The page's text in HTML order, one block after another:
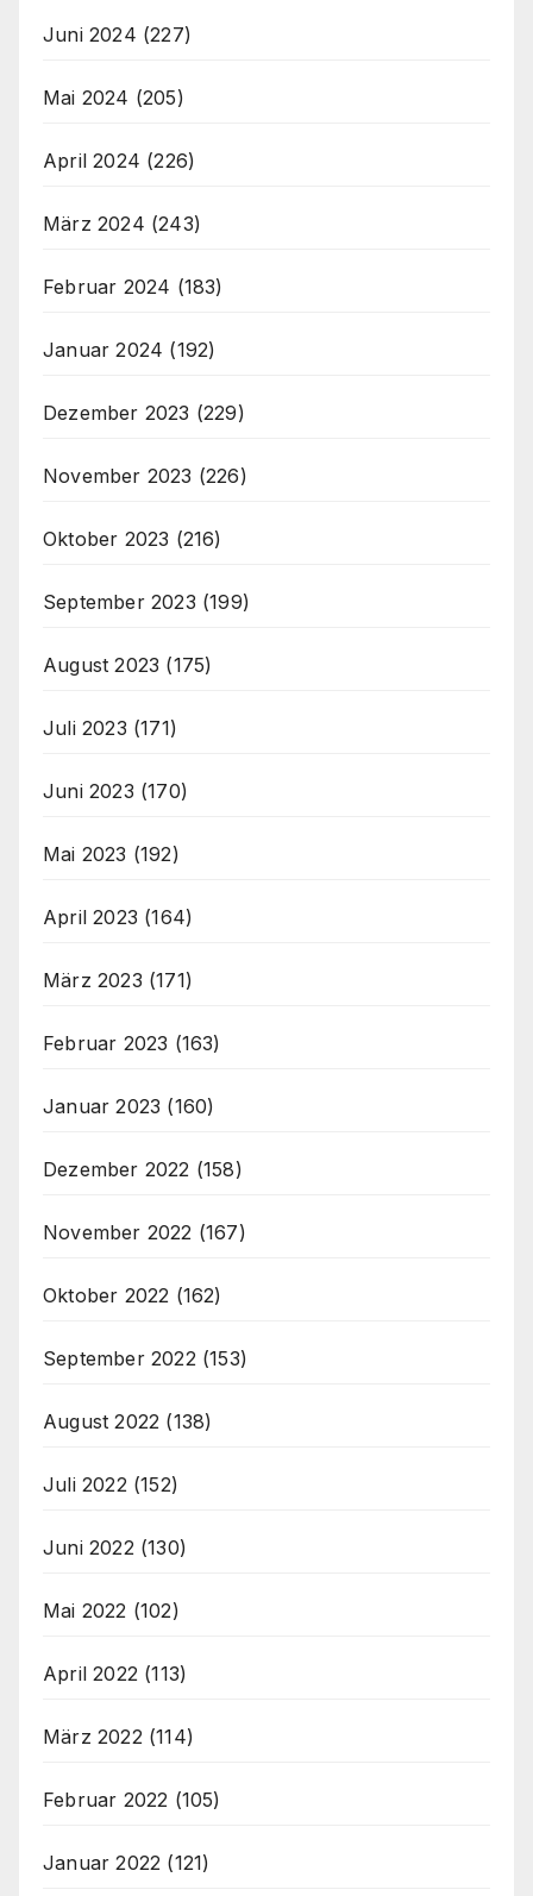
Juni 2024 (227)
Mai 2024 (205)
April 2024 (226)
März 2024 (243)
Februar 2024 (183)
Januar 2024 (192)
Dezember 2023 (229)
November 2023 (226)
Oktober 2023 (216)
September 2023 (199)
August 2023 (175)
Juli 2023 (171)
Juni 2023 (170)
Mai 2023 (192)
April 2023 (164)
März 2023 (171)
Februar 2023 (163)
Januar 2023 (160)
Dezember 2022 (158)
November 2022 (167)
Oktober 2022 (162)
September 2022 (153)
August 2022 (138)
Juli 2022 (152)
Juni 2022 (130)
Mai 2022 (102)
April 2022 (113)
März 2022 (114)
Februar 2022 (105)
Januar 2022 (121)